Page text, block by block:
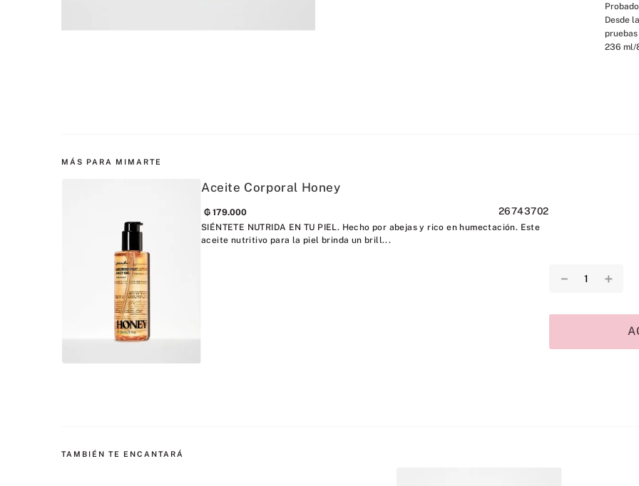
Desde
236 ml/
MÁS PARA MIMARTE
Aceite Corporal Honey
₲ 179.000 26743702
SIÉNTETE NUTRIDA EN TU PIEL. Hecho por abejas y rico en humectación. Este
aceite nutritivo para la piel brinda un brill...
＋
－
TAMBIÉN TE ENCANTARÁ